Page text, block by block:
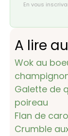
En vous
A lire
Wok au
Galette de
poireau
Flan de
Crumble